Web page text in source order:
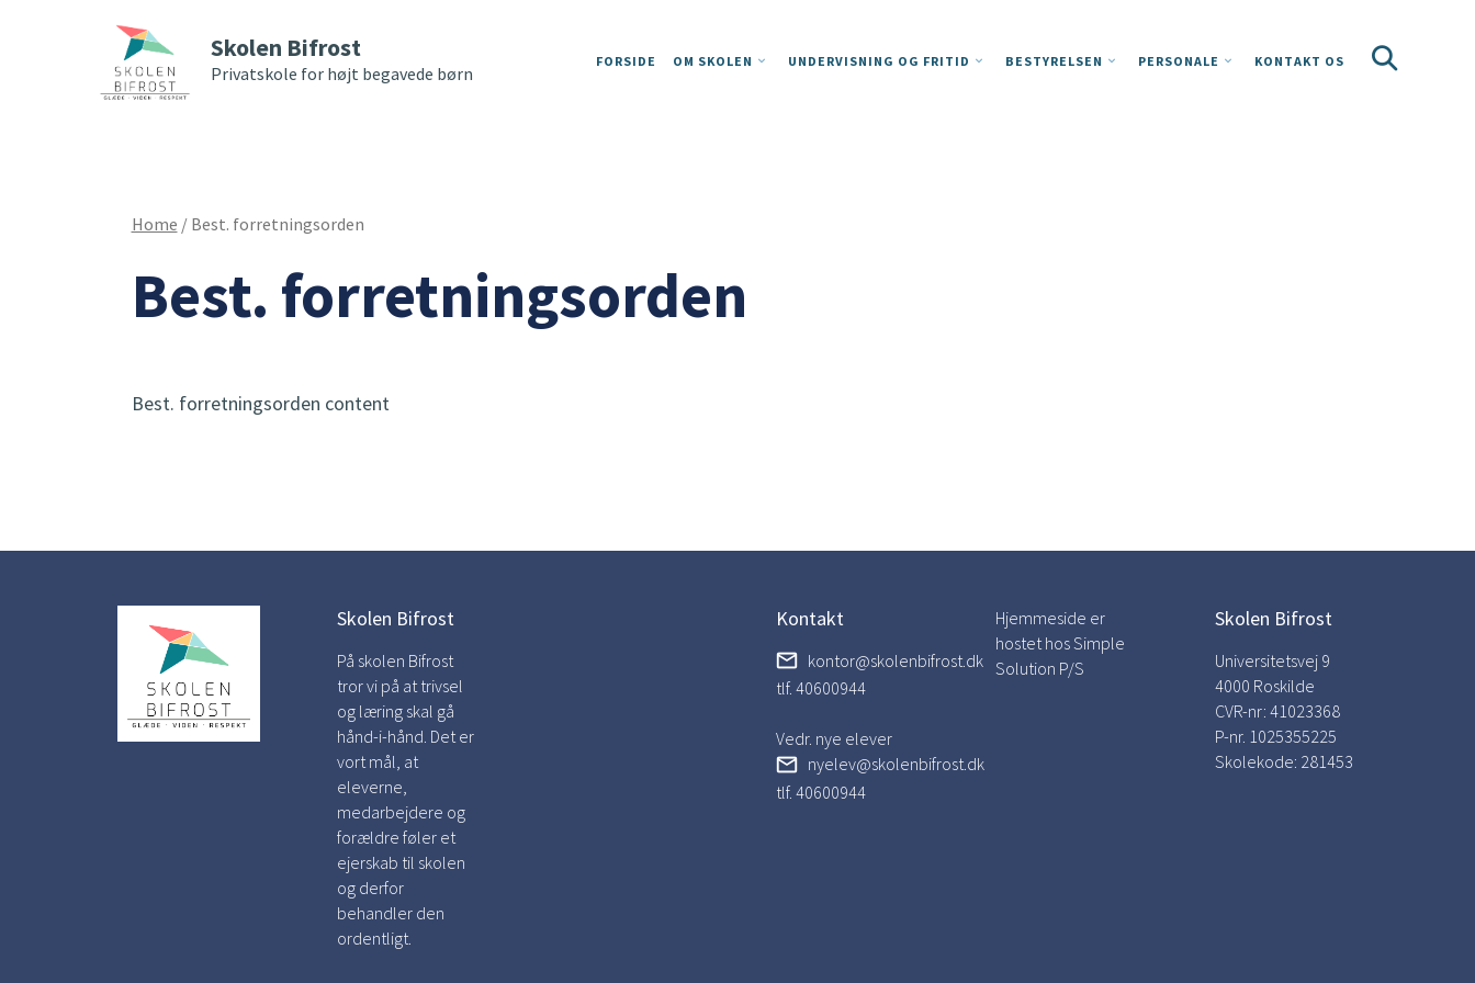
Skolen Bifrost
Privatskole for højt begavede børn
FORSIDE OM SKOLEN UNDERVISNING OG FRITID BESTYRELSEN PERSONALE KONTAKT OS
Home / Best. forretningsorden
Best. forretningsorden
Best. forretningsorden content
Skolen Bifrost
På skolen Bifrost
tror vi på at trivsel
og læring skal gå
hånd-i-hånd. Det er
vort mål, at
eleverne,
medarbejdere og
forældre føler et
ejerskab til skolen
og derfor
behandler den
ordentligt.
Kontakt
kontor@skolenbifrost.dk
tlf. 40600944
Vedr. nye elever
nyelev@skolenbifrost.dk
tlf. 40600944
Hjemmeside er
hostet hos Simple
Solution P/S
Skolen Bifrost
Universitetsvej 9
4000 Roskilde
CVR-nr: 41023368
P-nr. 1025355225
Skolekode: 281453